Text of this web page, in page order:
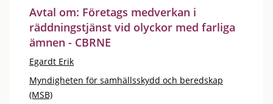
Avtal om: Företags medverkan i
räddningstjänst vid olyckor med farliga
ämnen - CBRNE
Egardt Erik
Myndigheten för samhällsskydd och beredskap
(MSB)